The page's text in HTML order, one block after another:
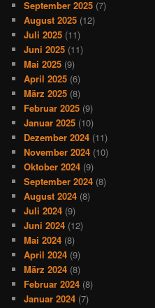
September 2025 (7)
August 2025 (12)
Juli 2025 (11)
Juni 2025 (11)
Mai 2025 (9)
April 2025 (6)
März 2025 (8)
Februar 2025 (9)
Januar 2025 (10)
Dezember 2024 (11)
November 2024 (10)
Oktober 2024 (9)
September 2024 (8)
August 2024 (8)
Juli 2024 (9)
Juni 2024 (12)
Mai 2024 (8)
April 2024 (9)
März 2024 (8)
Februar 2024 (8)
Januar 2024 (7)